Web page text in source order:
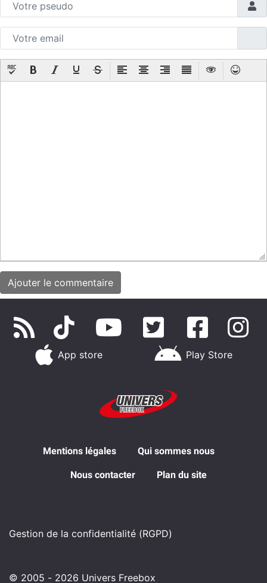
App store Play Store
Mentions légales Qui sommes nous
Nous contacter Plan du site
Gestion de la confidentialité (RGPD)
© 2005 - 2026 Univers Freebox